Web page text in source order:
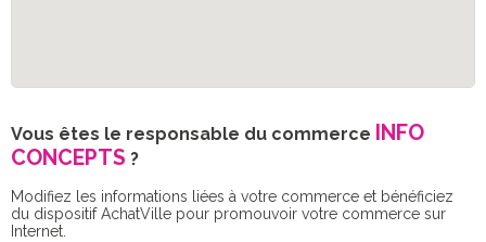
Vous êtes le responsable du commerce
INFO
CONCEPTS ?
Modifiez les informations liées à votre commerce et bénéficiez
du dispositif AchatVille pour promouvoir votre commerce sur
Internet.